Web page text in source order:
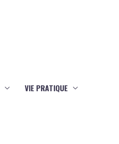
VIE PRATIQUE